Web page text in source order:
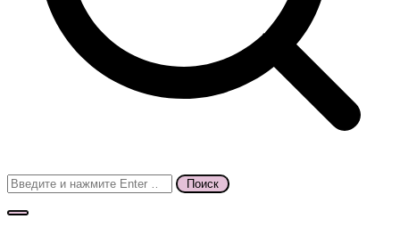
Поиск
для: